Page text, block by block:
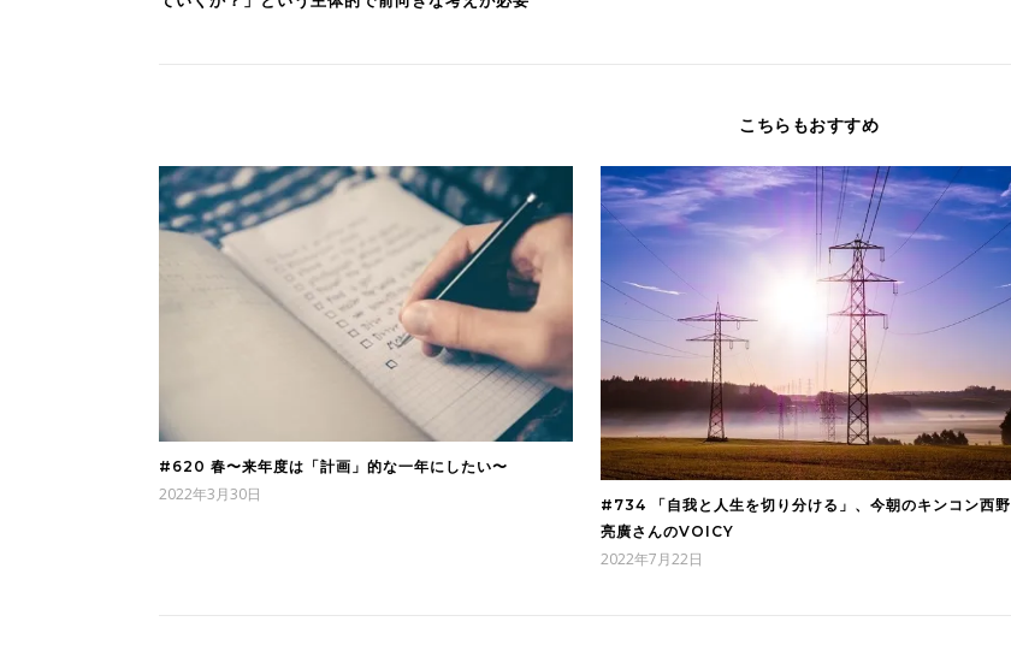
こちらもおすすめ
#620 春〜来年度は「計画」的な一年にしたい〜
2022年3月30日
#734 「自我と人生を切り分ける」、今朝のキンコン西野
亮廣さんのVOICY
2022年7月22日